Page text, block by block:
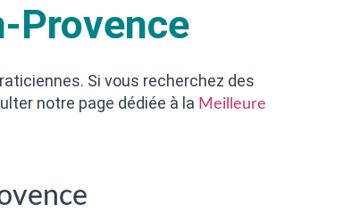
Provence
Si vous recherchez des
notre page dédiée à la Meilleure